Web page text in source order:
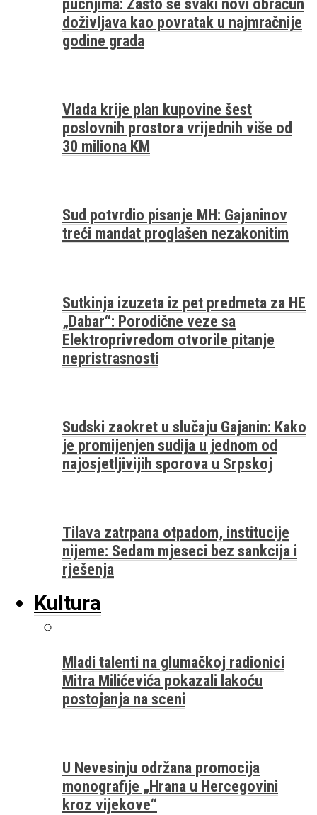
doživljava kao povratak u najmračnije
godine grada
Vlada krije plan kupovine šest
poslovnih prostora vrijednih više od
30 miliona KM
Sud potvrdio pisanje MH: Gajaninov
treći mandat proglašen nezakonitim
Sutkinja izuzeta iz pet predmeta za HE
„Dabar“: Porodične veze sa
Elektroprivredom otvorile pitanje
nepristrasnosti
Sudski zaokret u slučaju Gajanin: Kako
je promijenjen sudija u jednom od
najosjetljivijih sporova u Srpskoj
Tilava zatrpana otpadom, institucije
nijeme: Sedam mjeseci bez sankcija i
rješenja
Kultura
Mladi talenti na glumačkoj radionici
Mitra Milićevića pokazali lakoću
postojanja na sceni
U Nevesinju održana promocija
monografije „Hrana u Hercegovini
kroz vijekove“